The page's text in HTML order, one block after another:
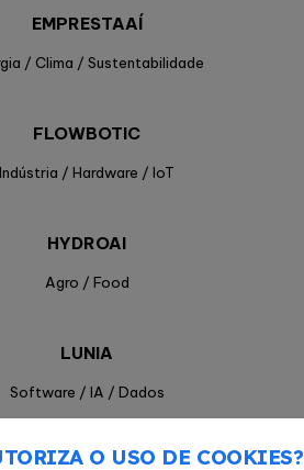
O USO DE COOKIES?
EMPRESTAAÍ
/ Clima / Sustentabilidade
FLOWBOTIC
Indústria / Hardware / IoT
HYDROAI
Agro / Food
LUNIA
Software / IA / Dados
OWLPLACES